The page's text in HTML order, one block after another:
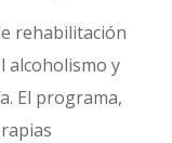
rehabilitación
alcoholismo y
El programa,